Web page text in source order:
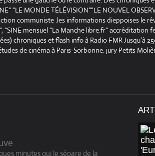
"LE MONDE TÉLÉVISION""LE NOUVEL
communiste .les informations dieppoises le
"SINE mensuel "La Manche libre.fr" accréditation
chroniques et flash info à Radio FMR Jusqu'à
de cinéma à Paris-Sorbonne. jury Petits
minutes qui le sépare de la